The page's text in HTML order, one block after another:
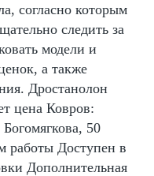
согласно которым
следить за
модели и
а также
Дростанолон
цена Ковров:
50
работы Доступен в
Дополнительная